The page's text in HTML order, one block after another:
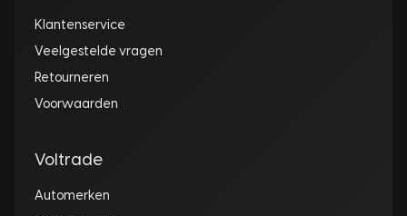
Klantenservice
Veelgestelde vragen
Retourneren
Voorwaarden
Voltrade
Automerken